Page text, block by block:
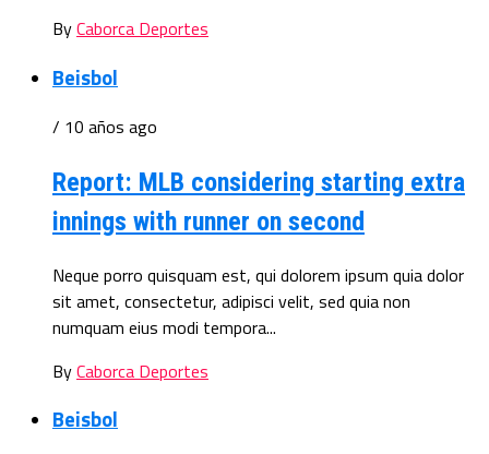
ByCaborca Deportes
Beisbol
/ 10 años ago
Report: MLB considering starting extra
innings with runner on second
Neque porro quisquam est, qui dolorem ipsum quia dolor
sit amet, consectetur, adipisci velit, sed quia non
numquam eius modi tempora...
ByCaborca Deportes
Beisbol